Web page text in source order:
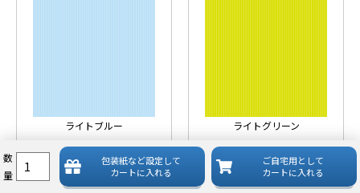
数
量
包装紙など設定して
カートに入れる
ご自宅用として
カートに入れる
ライトブルー ライトグリーン